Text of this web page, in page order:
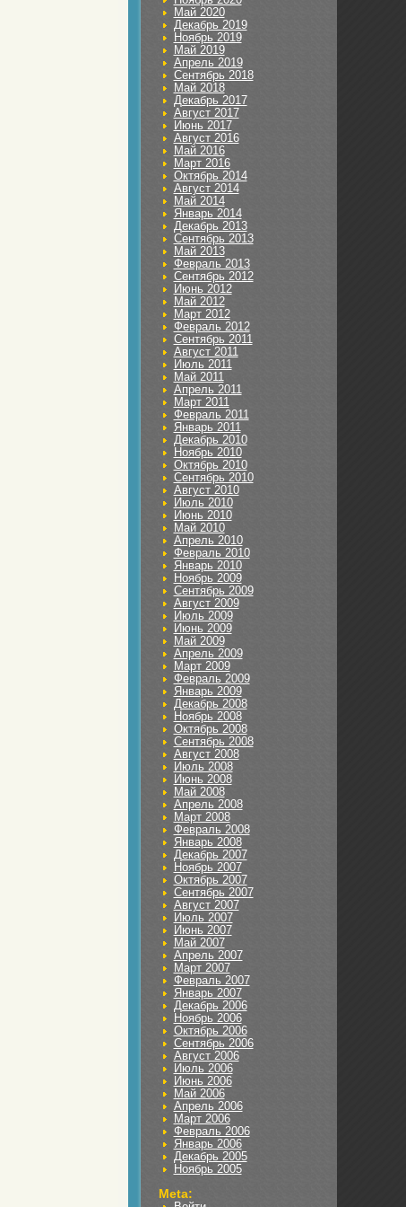
Май 2020
Декабрь 2019
Ноябрь 2019
Май 2019
Апрель 2019
Сентябрь 2018
Май 2018
Декабрь 2017
Август 2017
Июнь 2017
Август 2016
Май 2016
Март 2016
Октябрь 2014
Август 2014
Май 2014
Январь 2014
Декабрь 2013
Сентябрь 2013
Май 2013
Февраль 2013
Сентябрь 2012
Июнь 2012
Май 2012
Март 2012
Февраль 2012
Сентябрь 2011
Август 2011
Июль 2011
Май 2011
Апрель 2011
Март 2011
Февраль 2011
Январь 2011
Декабрь 2010
Ноябрь 2010
Октябрь 2010
Сентябрь 2010
Август 2010
Июль 2010
Июнь 2010
Май 2010
Апрель 2010
Февраль 2010
Январь 2010
Ноябрь 2009
Сентябрь 2009
Август 2009
Июль 2009
Июнь 2009
Май 2009
Апрель 2009
Март 2009
Февраль 2009
Январь 2009
Декабрь 2008
Ноябрь 2008
Октябрь 2008
Сентябрь 2008
Август 2008
Июль 2008
Июнь 2008
Май 2008
Апрель 2008
Март 2008
Февраль 2008
Январь 2008
Декабрь 2007
Ноябрь 2007
Октябрь 2007
Сентябрь 2007
Август 2007
Июль 2007
Июнь 2007
Май 2007
Апрель 2007
Март 2007
Февраль 2007
Январь 2007
Декабрь 2006
Ноябрь 2006
Октябрь 2006
Сентябрь 2006
Август 2006
Июль 2006
Июнь 2006
Май 2006
Апрель 2006
Март 2006
Февраль 2006
Январь 2006
Декабрь 2005
Ноябрь 2005
Meta: